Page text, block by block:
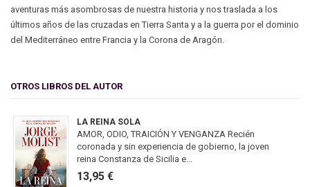
aventuras más asombrosas de nuestra historia y nos traslada a los
últimos años de las cruzadas en Tierra Santa y a la guerra por el dominio
del Mediterráneo entre Francia y la Corona de Aragón.
OTROS LIBROS DEL AUTOR
LA REINA SOLA
AMOR, ODIO, TRAICIÓN Y VENGANZA Recién
coronada y sin experiencia de gobierno, la joven
reina Constanza de Sicilia e...
13,95 €